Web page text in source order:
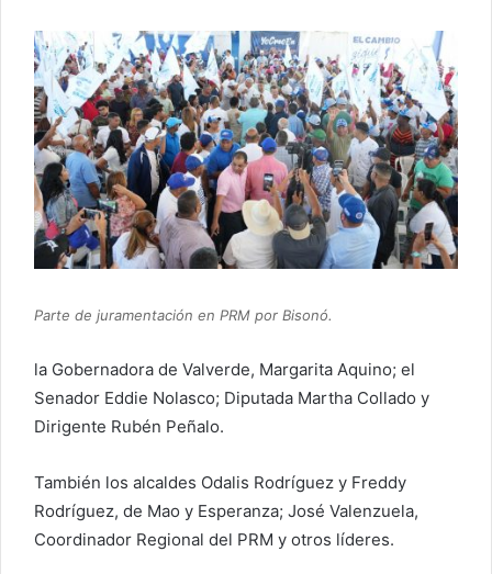
Parte de juramentación en PRM por Bisonó.
la Gobernadora de Valverde, Margarita Aquino; el
Senador Eddie Nolasco; Diputada Martha Collado y
Dirigente Rubén Peñalo.
También los alcaldes Odalis Rodríguez y Freddy
Rodríguez, de Mao y Esperanza; José Valenzuela,
Coordinador Regional del PRM y otros líderes.